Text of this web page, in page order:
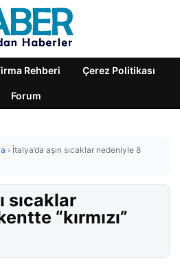
Rehberi Çerez Politikası
Forum
› İtalya’da aşırı sıcaklar nedeniyle 8
sıcaklar
“kırmızı”